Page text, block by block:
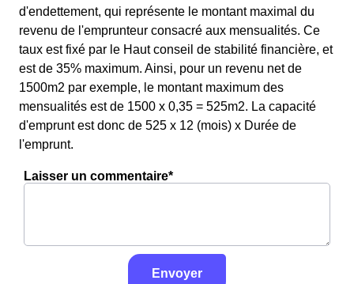
d'endettement, qui représente le montant maximal du
revenu de l'emprunteur consacré aux mensualités. Ce
taux est fixé par le Haut conseil de stabilité financière, et
est de 35% maximum. Ainsi, pour un revenu net de
1500m2 par exemple, le montant maximum des
mensualités est de 1500 x 0,35 = 525m2. La capacité
d'emprunt est donc de 525 x 12 (mois) x Durée de
l'emprunt.
Laisser un commentaire*
Envoyer